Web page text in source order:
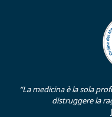
“La medicina è la sola
distruggere la